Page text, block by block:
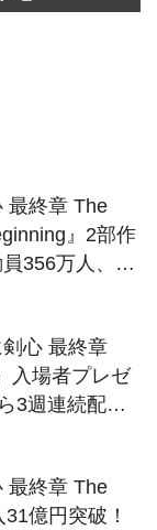
最終章 The
』2部作
356万人、興
心 最終章
入場者プレゼ
3週連続配布
最終章 The
億円突破！